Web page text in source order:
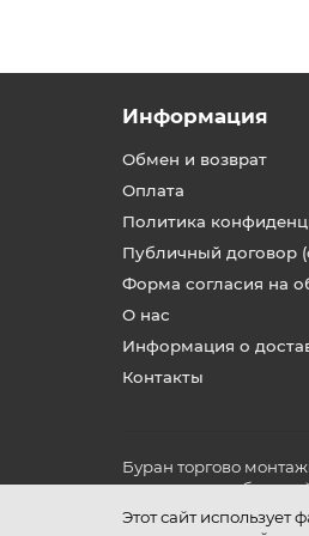
Этот сайт
Информация
Обмен и возврат
Оплата
Политика
Публичный договор
Форма согласия на
О нас
Информация о
Контакты
Буран торгово
не является
и условиях его